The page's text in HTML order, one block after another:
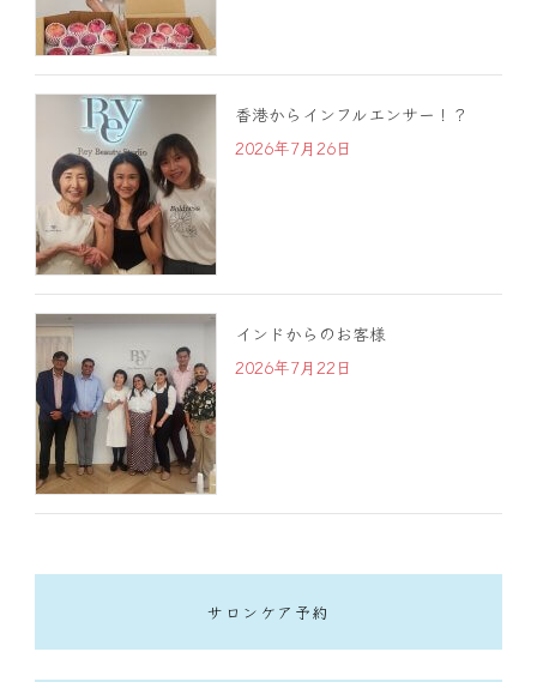
香港からインフルエンサー！？
2026年7月26日
インドからのお客様
2026年7月22日
サロンケア予約